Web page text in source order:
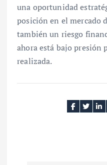
una oportunidad
posición en el mercado
también un riesgo
ahora está bajo
realizada.